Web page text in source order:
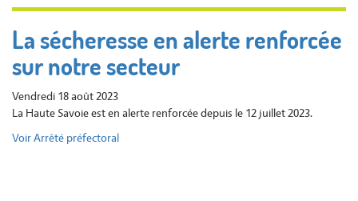
Canicule
vigilence
La sécheresse en alerte renforcée
sur notre secteur
Vendredi 18 août 2023
La Haute Savoie est en alerte renforcée depuis le 12 juillet 2023.
Voir Arrêté préfectoral